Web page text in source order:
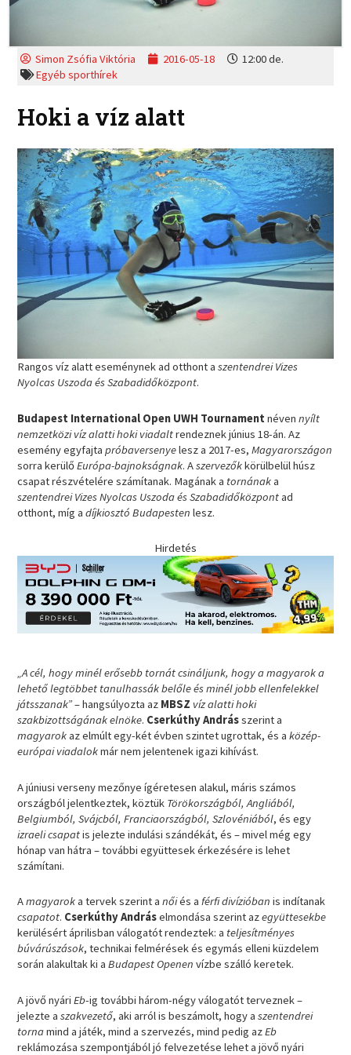
Simon Zsófia Viktória 2016-05-18
12:00 de.
Egyéb sporthírek
Hoki a víz alatt
Rangos víz alatt eseménynek ad otthont aszentendrei Vizes
Nyolcas Uszoda és Szabadidőközpont.
Budapest International Open UWH Tournament névennyílt
nemzetközi víz alatti hoki viadaltrendeznek június 18-án. Az
esemény egyfajtapróbaversenyelesz a 2017-es,Magyarországon
sorra kerülőEurópa-bajnokságnak. Aszervezőkkörülbelül húsz
csapat részvételére számítanak. Magának a tornánaka
szentendrei Vizes Nyolcas Uszoda és Szabadidőközpontad
otthont, míg adíjkiosztó Budapesten lesz.
Hirdetés
„A cél, hogy minél erősebb tornát csináljunk, hogy a magyarok a
lehető legtöbbet tanulhassák belőle és minél jobb ellenfelekkel
játsszanak”– hangsúlyozta az MBSZ víz alatti hoki
szakbizottságának elnöke. Cserkúthy Andrásszerint a
magyarokaz elmúlt egy-két évben szintet ugrottak, és aközép-
európai viadalokmár nem jelentenek igazi kihívást.
A júniusi verseny mezőnye ígéretesen alakul, máris számos
országból jelentkeztek, köztük Törökországból, Angliából,
Belgiumból, Svájcból, Franciaországból, Szlovéniából, és egy
izraeli csapatis jelezte indulási szándékát, és – mivel még egy
hónap van hátra – további együttesek érkezésére is lehet
számítani.
Amagyaroka tervek szerint anőiés aférfi divízióban is indítanak
csapatot. Cserkúthy Andráselmondása szerint azegyüttesekbe
kerülésért áprilisban válogatót rendeztek: a teljesítményes
búvárúszások, technikai felmérések és egymás elleni küzdelem
során alakultak ki aBudapest Openen vízbe szálló keretek.
A jövő nyáriEb-ig további három-négy válogatót terveznek –
jelezte aszakvezető, aki arról is beszámolt, hogy aszentendrei
tornamind a játék, mind a szervezés, mind pedig azEb
reklámozása szempontjából jó felvezetése lehet a jövő nyári